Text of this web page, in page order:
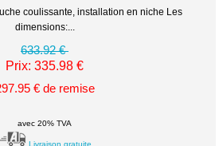
coulissante, installation en niche Les
dimensions:...
633.92 €
Prix: 335.98 €
€ de remise
avec 20% TVA